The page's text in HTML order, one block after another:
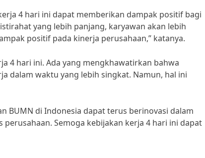
4 hari ini dapat memberikan dampak positif bagi
yang lebih panjang, karyawan akan lebih
positif pada kinerja perusahaan,” katanya.
4 hari ini. Ada yang mengkhawatirkan bahwa
dalam waktu yang lebih singkat. Namun, hal ini
BUMN di Indonesia dapat terus berinovasi dalam
Semoga kebijakan kerja 4 hari ini dapat